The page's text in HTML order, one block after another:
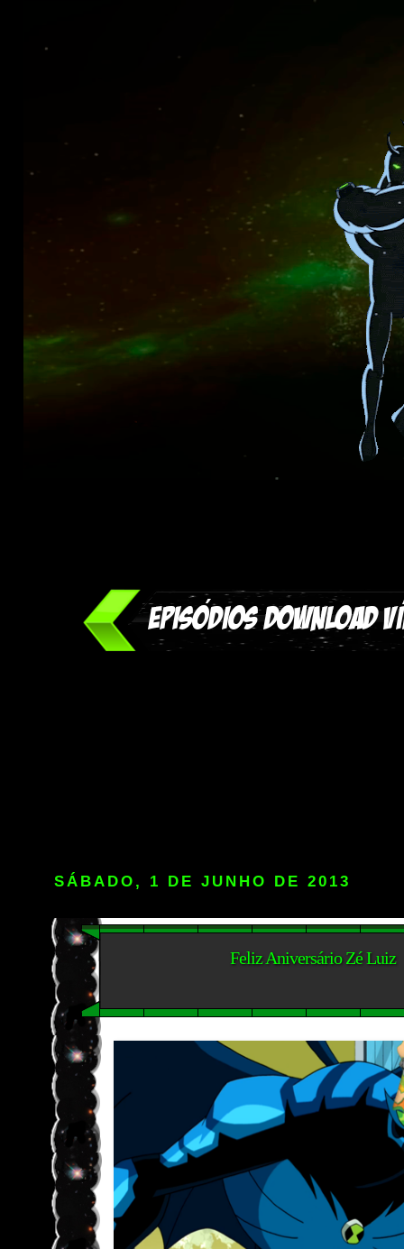
SÁBADO, 1 DE JUNHO DE 2013
Feliz Aniversário Zé Luiz